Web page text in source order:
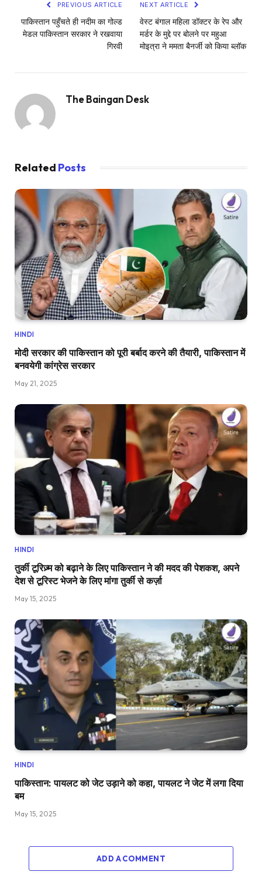
PREVIOUS ARTICLE
पाकिस्तान पहुँचते ही नदीम का गोल्ड
मेडल पाकिस्तान सरकार ने रखवाया
गिरवी
NEXT ARTICLE
वेस्ट बंगाल महिला डॉक्टर के रेप और
मर्डर के मुद्दे पर बोलने पर महुआ
मोइत्रा ने ममता बैनर्जी को किया ब्लॉक
The Baingan Desk
Related Posts
HINDI
मोदी सरकार की पाकिस्तान को पूरी बर्बाद करने की तैयारी, पाकिस्तान में
बनवयेगी कांग्रेस सरकार
May 21, 2025
HINDI
तुर्की टूरिज़्म को बढ़ाने के लिए पाकिस्तान ने की मदद की पेशकश, अपने
देश से टूरिस्ट भेजने के लिए मांगा तुर्की से कर्ज़ा
May 15, 2025
HINDI
पाकिस्तान: पायलट को जेट उड़ाने को कहा, पायलट ने जेट में लगा दिया
बम
May 15, 2025
ADD A COMMENT